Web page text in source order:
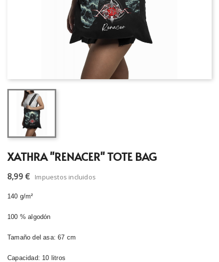
XATHRA "RENACER" TOTE BAG
8,99 € Impuestos incluidos
140 g/m²
100 % algodón
Tamaño del asa: 67 cm
Capacidad: 10 litros